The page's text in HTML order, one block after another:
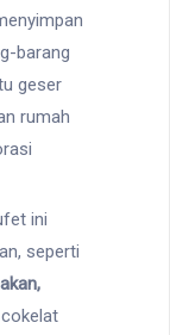
barang
geser
rumah
ini
seperti
cokelat